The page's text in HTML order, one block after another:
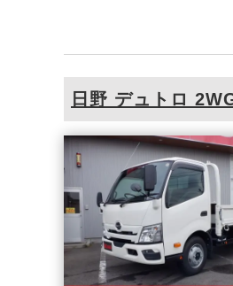
日野 デュトロ